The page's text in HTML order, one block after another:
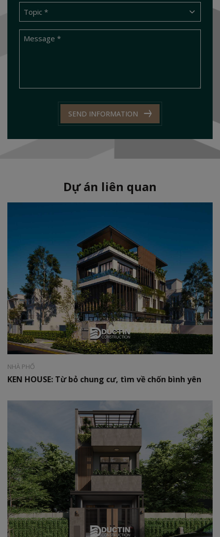
SEND INFORMATION
Dự án liên quan
Phong cách:
Hiện đại
Diện tích:825 m2
NHÀ PHỐ
KEN HOUSE: Từ bỏ chung cư, tìm về chốn bình yên
Phong cách:Hiện đại
Diện tích:825 m2